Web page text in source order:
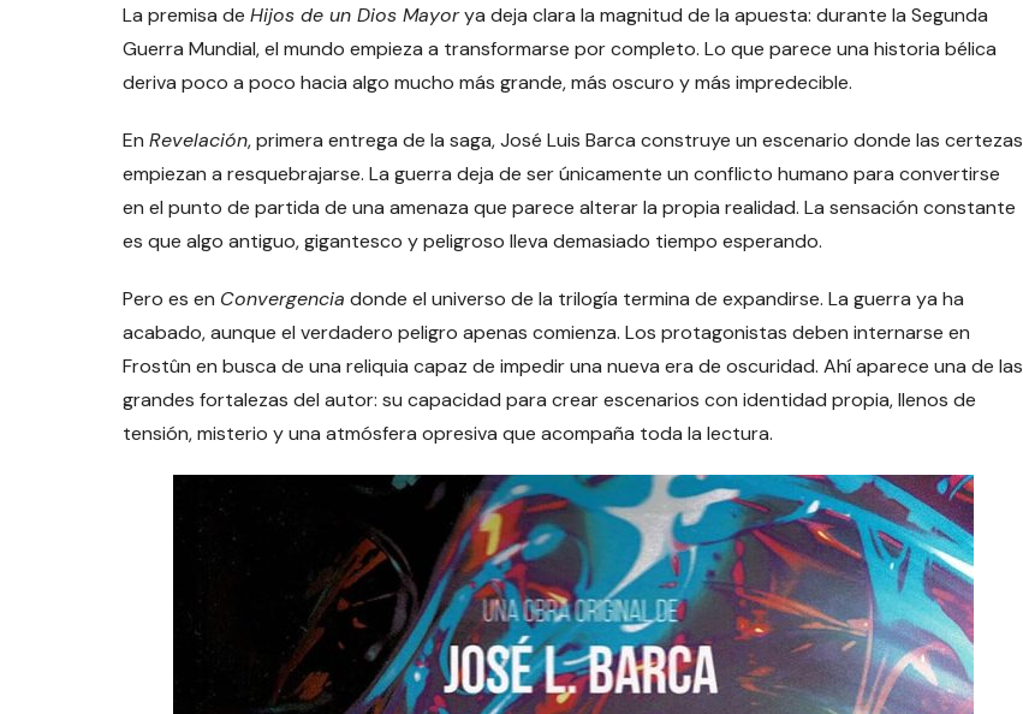
La premisa de Hijos de un Dios Mayorya deja clara la magnitud de la apuesta: durante la Segunda
Guerra Mundial, el mundo empieza a transformarse por completo. Lo que parece una historia bélica
deriva poco a poco hacia algo mucho más grande, más oscuro y más impredecible.
En Revelación, primera entrega de la saga, José Luis Barca construye un escenario donde las certezas
empiezan a resquebrajarse. La guerra deja de ser únicamente un conflicto humano para convertirse
en el punto de partida de una amenaza que parece alterar la propia realidad. La sensación constante
es que algo antiguo, gigantesco y peligroso lleva demasiado tiempo esperando.
Pero es en Convergencia donde el universo de la trilogía termina de expandirse. La guerra ya ha
acabado, aunque el verdadero peligro apenas comienza. Los protagonistas deben internarse en
Frostûn en busca de una reliquia capaz de impedir una nueva era de oscuridad. Ahí aparece una de las
grandes fortalezas del autor: su capacidad para crear escenarios con identidad propia, llenos de
tensión, misterio y una atmósfera opresiva que acompaña toda la lectura.